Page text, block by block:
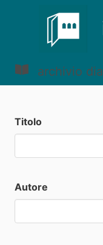
archivio
Titolo
Autore